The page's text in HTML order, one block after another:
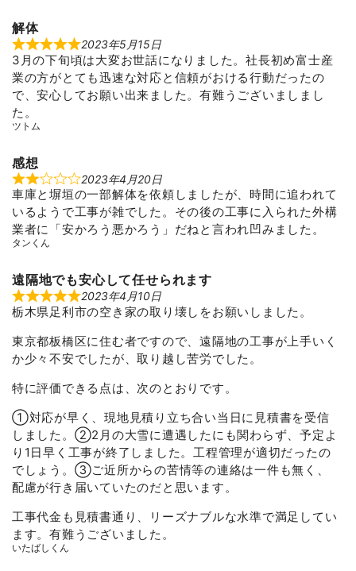
解体
R
a
t
e
d
5
5
2023年5月15日
3月の下旬頃は大変お世話になりました。社長初め富士産
業の方がとても迅速な対応と信頼がおける行動だったの
で、安心してお願い出来ました。有難うございましまし
た。
ツトム
感想
R
a
e
d
2
o
t
o
f
5
2023年4月20日
車庫と塀垣の一部解体を依頼しましたが、時間に追われて
いるようで工事が雑でした。その後の工事に入られた外構
業者に「安かろう悪かろう」だねと言われ凹みました。
タンくん
遠隔地でも安心して任せられます
R
a
e
d
5
t
f
5
2023年4月10日
栃木県足利市の空き家の取り壊しをお願いしました。
東京都板橋区に住む者ですので、遠隔地の工事が上手いく
か少々不安でしたが、取り越し苦労でした。
特に評価できる点は、次のとおりです。
➀対応が早く、現地見積り立ち合い当日に見積書を受信
しました。②2月の大雪に遭遇したにも関わらず、予定よ
り1日早く工事が終了しました。工程管理が適切だったの
でしょう。③ご近所からの苦情等の連絡は一件も無く、
配慮が行き届いていたのだと思います。
工事代金も見積書通り、リーズナブルな水準で満足してい
ます。有難うございました。
いたばしくん